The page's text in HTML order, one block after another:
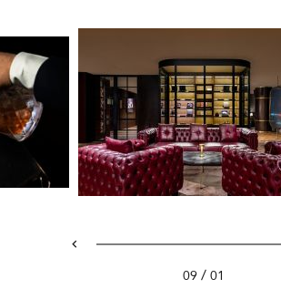
01
/
09